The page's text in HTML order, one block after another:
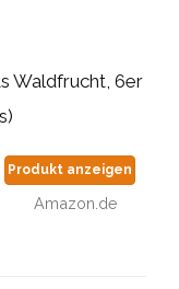
Waldfrucht, 6er
Produkt anzeigen
Amazon.de